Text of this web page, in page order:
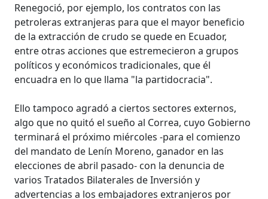
Renegoció, por ejemplo, los contratos con las
petroleras extranjeras para que el mayor beneficio
de la extracción de crudo se quede en Ecuador,
entre otras acciones que estremecieron a grupos
políticos y económicos tradicionales, que él
encuadra en lo que llama "la partidocracia".
Ello tampoco agradó a ciertos sectores externos,
algo que no quitó el sueño al Correa, cuyo Gobierno
terminará el próximo miércoles -para el comienzo
del mandato de Lenín Moreno, ganador en las
elecciones de abril pasado- con la denuncia de
varios Tratados Bilaterales de Inversión y
advertencias a los embajadores extranjeros por